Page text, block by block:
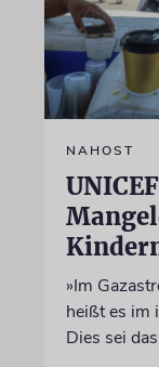
NAHOST
»Im
heißt es im
Dies sei